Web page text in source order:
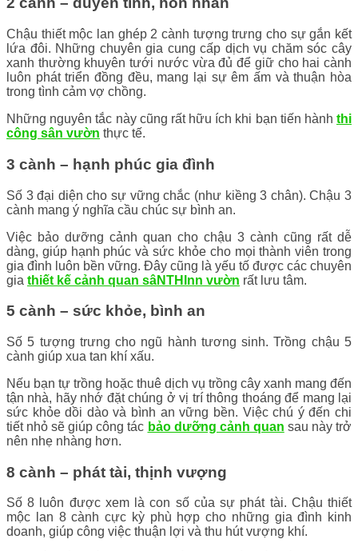
Chậu thiết mộc lan ghép 2 cành tượng trưng cho sự gắn kết
lứa đôi. Những chuyên gia cung cấp dịch vụ chăm sóc cây
xanh thường khuyên tưới nước vừa đủ để giữ cho hai cành
luôn phát triển đồng đều, mang lại sự êm ấm và thuận hòa
trong tình cảm vợ chồng.
Những nguyên tắc này cũng rất hữu ích khi bạn tiến hành thi
công sân vườn thực tế.
3 cành – hạnh phúc gia đình
Số 3 đại diện cho sự vững chắc (như kiềng 3 chân). Chậu 3
cành mang ý nghĩa cầu chúc sự bình an.
Việc bảo dưỡng cảnh quan cho chậu 3 cành cũng rất dễ
dàng, giúp hạnh phúc và sức khỏe cho mọi thành viên trong
gia đình luôn bền vững. Đây cũng là yếu tố được các chuyên
gia thiết kế cảnh quan sâNTHInn vườn rất lưu tâm.
5 cành – sức khỏe, bình an
Số 5 tượng trưng cho ngũ hành tương sinh. Trồng chậu 5
cành giúp xua tan khí xấu.
Nếu bạn tự trồng hoặc thuê dịch vụ trồng cây xanh mang đến
tận nhà, hãy nhớ đặt chúng ở vị trí thông thoáng để mang lại
sức khỏe dồi dào và bình an vững bền. Việc chú ý đến chi
tiết nhỏ sẽ giúp công tác bảo dưỡng cảnh quan sau này trở
nên nhẹ nhàng hơn.
8 cành – phát tài, thịnh vượng
Số 8 luôn được xem là con số của sự phát tài. Chậu thiết
mộc lan 8 cành cực kỳ phù hợp cho những gia đình kinh
doanh, giúp công việc thuận lợi và thu hút vượng khí.